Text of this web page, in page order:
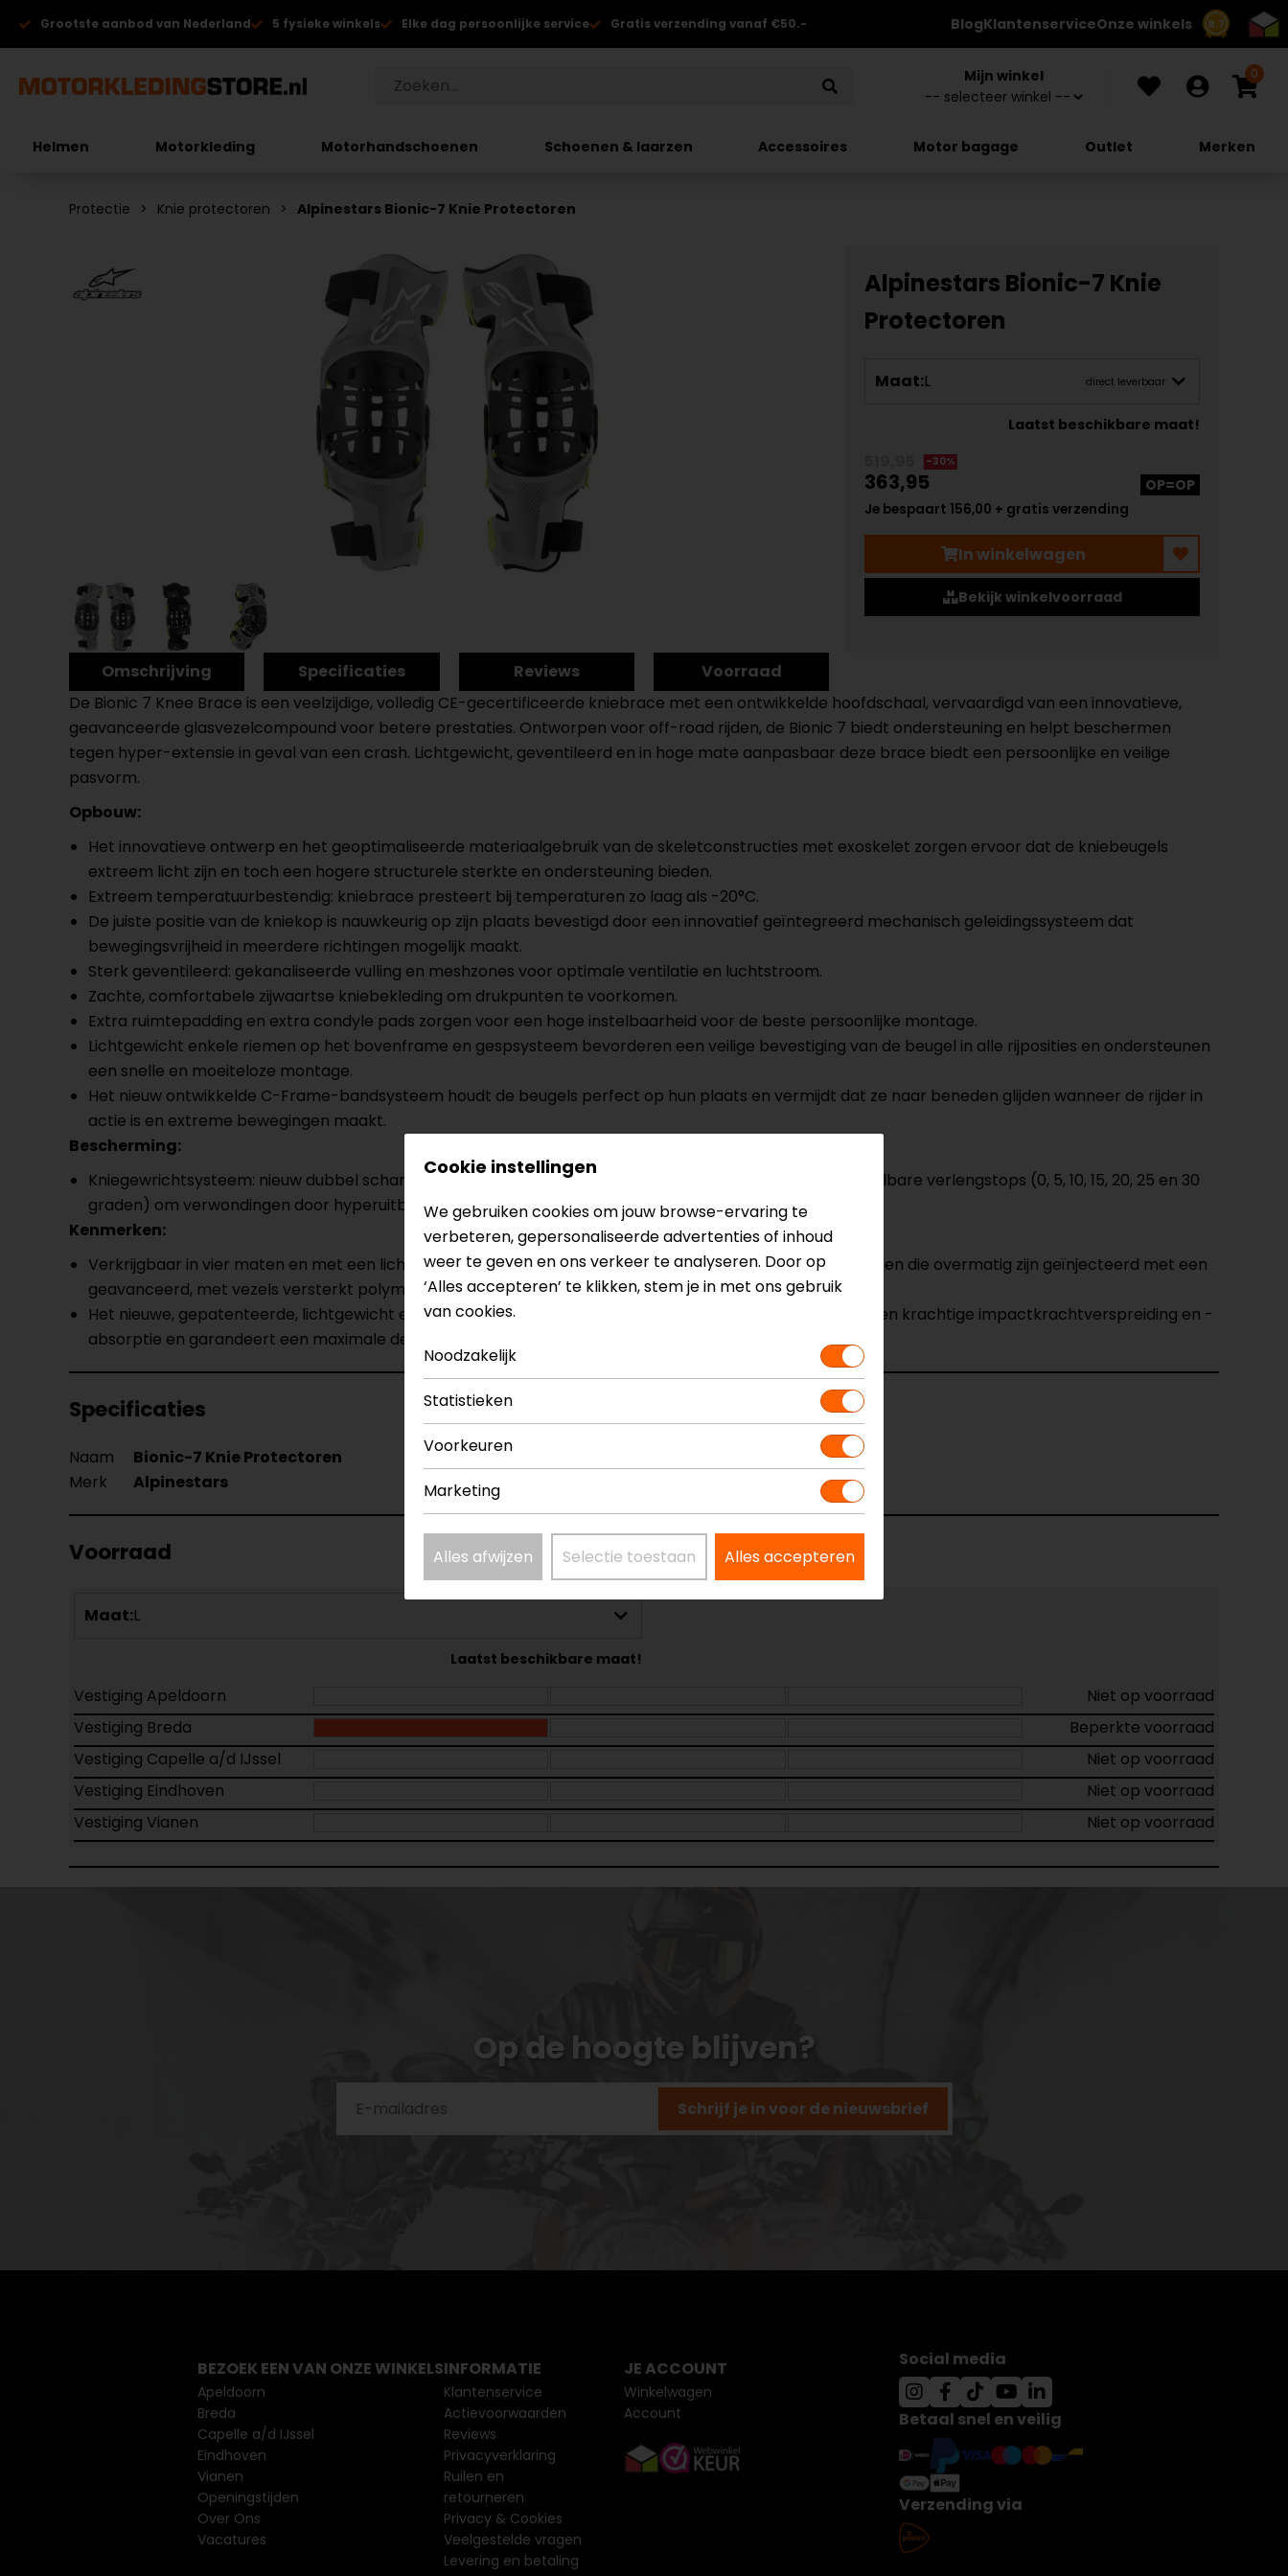
8.7
Grootste aanbod van Nederland 5 fysieke winkels Elke dag persoonlijke service Gratis verzending vanaf €50.- BlogKlantenserviceOnze winkels
Mijn winkel 0
Helmen Motorkleding Motorhandschoenen Schoenen & laarzen Accessoires Motor bagage Outlet Merken
Protectie Knie protectoren Alpinestars Bionic-7 Knie Protectoren
Alpinestars Bionic-7 Knie
Protectoren
Maat:L direct leverbaar
Laatst beschikbare maat!
-30%
363,95
Je bespaart 156,00 + gratis verzending
OP=OP
In winkelwagen
Bekijk winkelvoorraad
Omschrijving Specificaties Reviews
Voorraad
De Bionic 7 Knee Brace is een veelzijdige, volledig CE-gecertificeerde kniebrace met een ontwikkelde hoofdschaal, vervaardigd van een innovatieve,
geavanceerde glasvezelcompound voor betere prestaties. Ontworpen voor off-road rijden, de Bionic 7 biedt ondersteuning en helpt beschermen
tegen hyper-extensie in geval van een crash. Lichtgewicht, geventileerd en in hoge mate aanpasbaar deze brace biedt een persoonlijke en veilige
pasvorm.
Opbouw:
Het innovatieve ontwerp en het geoptimaliseerde materiaalgebruik van de skeletconstructies met exoskelet zorgen ervoor dat de kniebeugels
extreem licht zijn en toch een hogere structurele sterkte en ondersteuning bieden.
Extreem temperatuurbestendig: kniebrace presteert bij temperaturen zo laag als -20°C.
De juiste positie van de kniekop is nauwkeurig op zijn plaats bevestigd door een innovatief geïntegreerd mechanisch geleidingssysteem dat
bewegingsvrijheid in meerdere richtingen mogelijk maakt.
Sterk geventileerd: gekanaliseerde vulling en meshzones voor optimale ventilatie en luchtstroom.
Zachte, comfortabele zijwaartse kniebekleding om drukpunten te voorkomen.
Extra ruimtepadding en extra condyle pads zorgen voor een hoge instelbaarheid voor de beste persoonlijke montage.
Lichtgewicht enkele riemen op het bovenframe en gespsysteem bevorderen een veilige bevestiging van de beugel in alle rijposities en ondersteunen
een snelle en moeiteloze montage.
Het nieuw ontwikkelde C-Frame-bandsysteem houdt de beugels perfect op hun plaats en vermijdt dat ze naar beneden glijden wanneer de rijder in
actie is en extreme bewegingen maakt.
Bescherming:
Kniegewrichtsysteem: nieuw dubbel scharniersysteem met gereedschapsvrije, snelle, eenvoudig verwisselbare verlengstops (0, 5, 10, 15, 20, 25 en 30
graden) om verwondingen door hyperuitbreiding te voorkomen.
Kenmerken:
Verkrijgbaar in vier maten en met een lichtgewicht hybride frameconstructie van koolstofcomposietkernen die overmatig zijn geïnjecteerd met een
geavanceerd, met vezels versterkt polymeer.
Het nieuwe, gepatenteerde, lichtgewicht en zeer geventileerde dubbelwandige knieschijfsysteem biedt een krachtige impactkrachtverspreiding en -
absorptie en garandeert een maximale dekkingsgraad in alle rijposities.
Specificaties
Naam Bionic-7 Knie Protectoren
6501319
Merk
Alpinestars Zilver
Voorraad
Maat:L
Laatst beschikbare maat!
Vestiging Apeldoorn
Niet op voorraad
Vestiging Breda
Beperkte voorraad
Vestiging Capelle a/d IJssel
Niet op voorraad
Vestiging Eindhoven
Niet op voorraad
Vestiging Vianen
Niet op voorraad
Op de hoogte blijven?
Schrijf je in voor de nieuwsbrief
Cookie instellingen
We gebruiken cookies om jouw browse-ervaring te
verbeteren, gepersonaliseerde advertenties of inhoud
weer te geven en ons verkeer te analyseren. Door op
‘Alles accepteren’ te klikken, stem je in met ons gebruik
van cookies.
Noodzakelijk
Statistieken
Voorkeuren
Marketing
Alles afwijzen Selectie toestaan Alles accepteren
BEZOEK EEN VAN ONZE WINKELS
Apeldoorn
Breda
Capelle a/d IJssel
Eindhoven
Vianen
Openingstijden
Over Ons
Vacatures
INFORMATIE
Klantenservice
Actievoorwaarden
Reviews
Privacyverklaring
Ruilen en
retourneren
Privacy & Cookies
Veelgestelde vragen
Levering en betaling
JE ACCOUNT
Winkelwagen
Account
Social media
Betaal snel en veilig
Verzending via